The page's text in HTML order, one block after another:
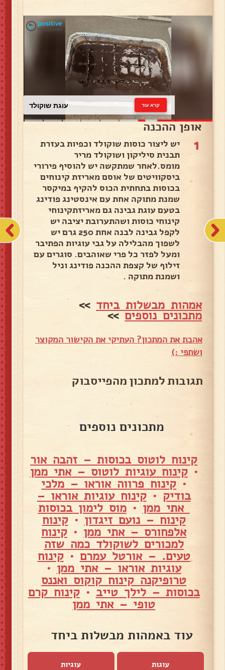
עוגת שוקולד קרא עוד
אופן ההכנה
1
יש ליצור כוסות שוקולד וכפיות בעזרת
תבנית סיליקון ושוקולד מריר
מומס.לאחר שמתקשה יש להוסיף פירורי
ביסקוויטים של אוסם מאריזת קינוחים
בכוסות בתחתית הכוס להקיף במיקסר
שמנת מתוקה אחת עם אינסטינג פודינג
בטעם עוגת גבינה גם מאריזתקינוחי
קינוחי כוסות ושהתערובת יציבה יש
לקפל גבינה לבנה אחת 250 גרם יש
לשפוך מהבלילה על גבי עוגיות הפתיבר
ומעל לפזר כל פרי שאוהבים. סוגרים עם
זילוף של קצפת ההכנה פודינג וניל
ושמנת מתוקה .
אמהות מבשלות ביחד >>
מתכונים נוספים>>
אהבת את המתכון? העתיקי את הקישור המקוצר
ושתפי :)
תגובות למתכון מהפייסבוק
מתכונים נוספים
קינוח לוטוס בכוסות – זהבה אור
•קינוח עוגיות לוטוס – אתי ממן
• קינוח פרווה אוראו – מלכי
בודיק •קינוח עוגיות אוראו –
אתי ממן •מוס לימון בכוסות
קינוח – נועם זיגדון •קינוח
אלפחורס – אתי ממן • קינוח
למכורים לשוקולד כמה שזה
טעים. – אורטל עמרם •קינוח
עוגיות אוראו – אתי ממן •
טרופיקנה קינוח קוקוס ואננס
בכוסות – לילך טייב •קינוח קרם
טופי – אתי ממן
עוד באמהות מבשלות ביחד
עוגות עוגיות